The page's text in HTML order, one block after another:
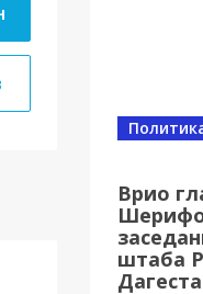
Власть
МБУ
4 дня
Врио
штаба